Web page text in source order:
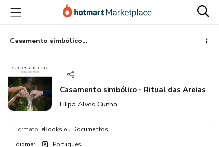
para
conteúdo
principal
para
pagamento
para
rodapé
Casamento simbólico - Ritual das Areias
Casamento simbólico - Ritual das Areias
Filipa Alves Cunha
Formato: eBooks ou Documentos
Idioma: Português